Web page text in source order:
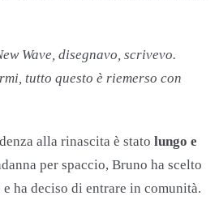
Wave, disegnavo, scrivevo.
tutto questo è riemerso con
alla rinascita è stato lungo e
per spaccio, Bruno ha scelto
ha deciso di entrare in comunità.